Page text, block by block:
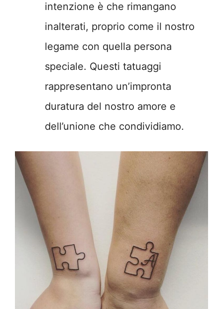
intenzione è che rimangano
inalterati, proprio come il nostro
legame con quella persona
speciale. Questi tatuaggi
rappresentano un’impronta
duratura del nostro amore e
dell’unione che condividiamo.